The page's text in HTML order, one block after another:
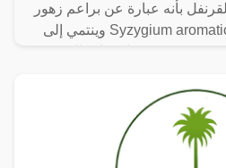
بأنه عبارة عن براعم زهور
مجففة من شجرة “Syzygium aromaticum وينتمي إلى